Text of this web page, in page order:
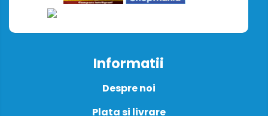
Informatii
Despre noi
Plata si livrare